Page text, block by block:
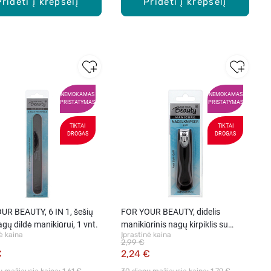
NEMOKAMAS
PRISTATYMAS
TIKTAI
DROGAS
BEAUTY, 6 IN 1, šešių
dildė manikiūrui, 1 vnt.
kaina
NEMOKAMAS
PRISTATYMAS
TIKTAI
DROGAS
FOR YOUR BEAUTY, didelis
manikiūrinis nagų kirpiklis su
švelnia rankenėle, 1 vnt.
Įprastinė kaina
2,24 €
2,99 €